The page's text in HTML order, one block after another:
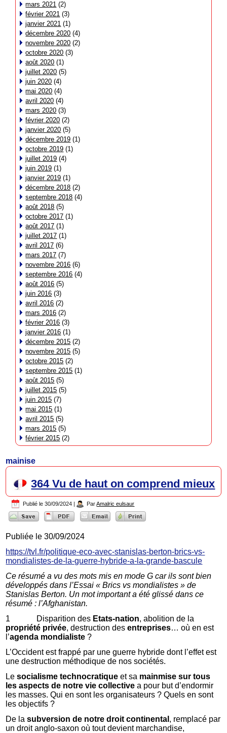
mars 2021 (2)
février 2021 (3)
janvier 2021 (1)
décembre 2020 (4)
novembre 2020 (2)
octobre 2020 (3)
août 2020 (1)
juillet 2020 (5)
juin 2020 (4)
mai 2020 (4)
avril 2020 (4)
mars 2020 (3)
février 2020 (2)
janvier 2020 (5)
décembre 2019 (1)
octobre 2019 (1)
juillet 2019 (4)
juin 2019 (1)
janvier 2019 (1)
décembre 2018 (2)
septembre 2018 (4)
août 2018 (5)
octobre 2017 (1)
août 2017 (1)
juillet 2017 (1)
avril 2017 (6)
mars 2017 (7)
novembre 2016 (6)
septembre 2016 (4)
août 2016 (5)
juin 2016 (3)
avril 2016 (2)
mars 2016 (2)
février 2016 (3)
janvier 2016 (1)
décembre 2015 (2)
novembre 2015 (5)
octobre 2015 (2)
septembre 2015 (1)
août 2015 (5)
juillet 2015 (5)
juin 2015 (7)
mai 2015 (1)
avril 2015 (5)
mars 2015 (5)
février 2015 (2)
mainise
364 Vu de haut on comprend mieux
Publié le 30/09/2024 | Par Amalric eulsaur
Publiée le 30/09/2024
https://tvl.fr/politique-eco-avec-stanislas-berton-brics-vs-
mondialistes-de-la-guerre-hybride-a-la-grande-bascule
Ce résumé a vu des mots mis en mode G car ils sont bien
développés dans l’Essai « Brics vs mondialistes » de
Stanislas Berton. Un mot important a été glissé dans ce
résumé : l’Afghanistan.
1 Disparition des Etats-nation, abolition de la
propriété privée, destruction desentreprises… où en est
l’agenda mondialiste ?
L’Occident est frappé par une guerre hybride dont l’effet est
une destruction méthodique de nos sociétés.
Lesocialisme technocratiqueet sa mainmise sur tous
les aspects de notre vie collective a pour but d’endormir
les masses. Qui en sont les organisateurs ? Quels en sont
les objectifs ?
De lasubversion de notre droit continental , remplacé par
un droit anglo-saxon où tout devient marchandise,